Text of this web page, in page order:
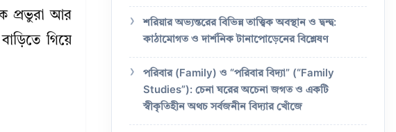
প্রভুরা আর
গিয়ে
শরিয়ার অভ্যন্তরের বিভিন্ন তাত্ত্বিক অবস্থান ও দ্বন্দ্ব:
কাঠামোগত ও দার্শনিক টানাপোড়েনের বিশ্লেষণ
পরিবার (Family) ও “পরিবার বিদ্যা” (“Family
Studies”): চেনা ঘরের অচেনা জগত ও একটি
স্বীকৃতিহীন অথচ সর্বজনীন বিদ্যার খোঁজে